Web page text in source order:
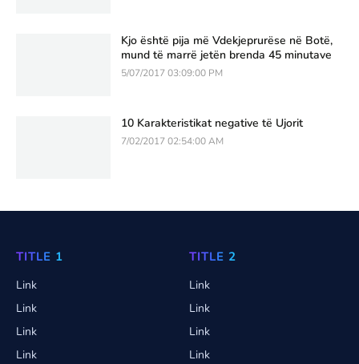
Kjo është pija më Vdekjeprurëse në Botë,
mund të marrë jetën brenda 45 minutave
5/07/2017 03:09:00 PM
10 Karakteristikat negative të Ujorit
7/02/2017 02:54:00 AM
TITLE 1
Link
Link
Link
Link
TITLE 2
Link
Link
Link
Link